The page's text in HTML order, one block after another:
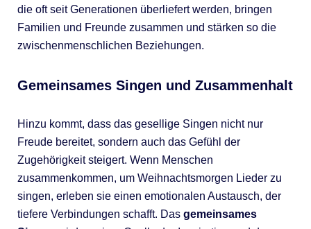
die oft seit Generationen überliefert werden, bringen
Familien und Freunde zusammen und stärken so die
zwischenmenschlichen Beziehungen.
Gemeinsames Singen und Zusammenhalt
Hinzu kommt, dass das gesellige Singen nicht nur
Freude bereitet, sondern auch das Gefühl der
Zugehörigkeit steigert. Wenn Menschen
zusammenkommen, um Weihnachtsmorgen Lieder zu
singen, erleben sie einen emotionalen Austausch, der
tiefere Verbindungen schafft. Das gemeinsames